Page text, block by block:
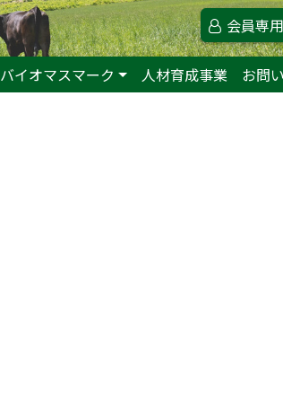
会員専
バイオマスマーク 人材育成事業 お問